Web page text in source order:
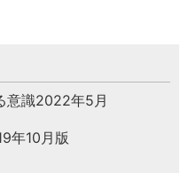
意識2022年5月
年10月版